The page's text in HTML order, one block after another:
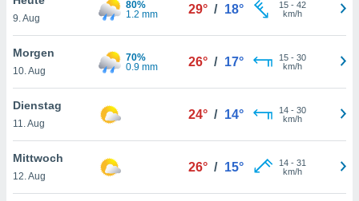
oder
Partner
es uns
das
der
Profil zu
Ihnen
9. Aug
80%
1.2 mm
29° / 18° 15- 42
km/h
Morgen
10. Aug
70%
0.9 mm
26° / 17° 15- 30
km/h
Dienstag
11. Aug
24° / 14° 14- 30
km/h
Mittwoch
12. Aug
26° / 15° 14- 31
km/h